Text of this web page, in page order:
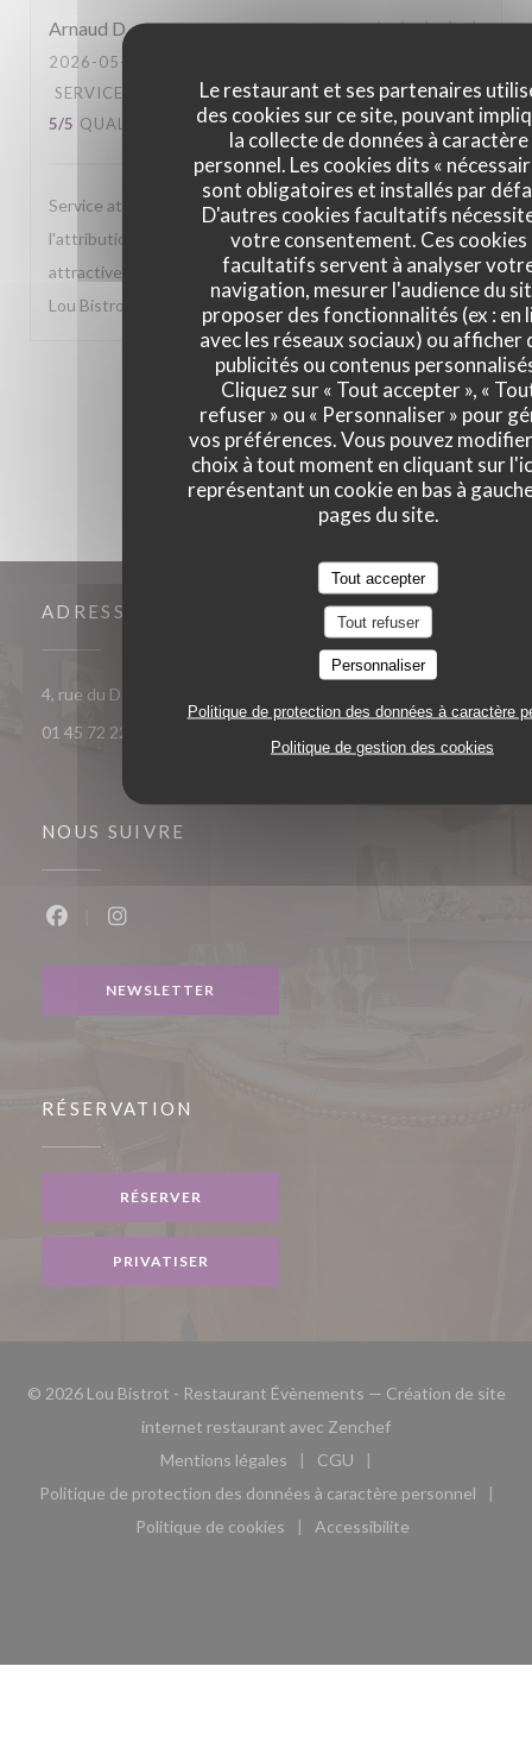
Le restaurant et ses partenaires
des cookies sur ce site, pouvant
la collecte de données à caractère
personnel. Les cookies dits «
sont obligatoires et installés par
D'autres cookies facultatifs
votre consentement. Ces cookies
facultatifs servent à analyser
navigation, mesurer l'audience du
proposer des fonctionnalités (ex : en
avec les réseaux sociaux) ou afficher
publicités ou contenus
Cliquez sur « Tout accepter », «
refuser » ou « Personnaliser » pour
vos préférences. Vous pouvez
choix à tout moment en cliquant sur
représentant un cookie en bas à
pages du site.
Tout accepter
Tout refuser
Personnaliser
Politique de protection des données à caractère
Politique de gestion des cookies
Arnaud D
2026-05-26
SERVICE
AMBIANCE: 5/5 CUISINE:
5/5 QUALITÉ / PRIX: 5 /5
Service attentionné et très sympa tout le long, de
l'attribution d'une table à l'accueil et aus service. Carte
attractive et cuisine fine. Toujours un plaisir de venir chez
Lou Bistrot.
ADRESSE
4, rue du Débarcadère 75017 Paris
01 45 72 22 55
NOUS SUIVRE
NEWSLETTER
RÉSERVATION
RÉSERVER
PRIVATISER
© 2026 Lou Bistrot - Restaurant Évènements — Création de site
internet restaurant avec Zenchef((ouvre une
Mentions légales
((ouvre une nouvelle fenêtre))
CGU
((ouvre une nouvelle
Politique de protection des données à caractère personnel
((ouvre une nouvelle fenêtre))
Politique de cookies
((ouvre une nouvelle fenêtre))
Accessibilite